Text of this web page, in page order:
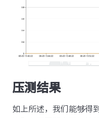
压测结果
如上所述，我们能够得到